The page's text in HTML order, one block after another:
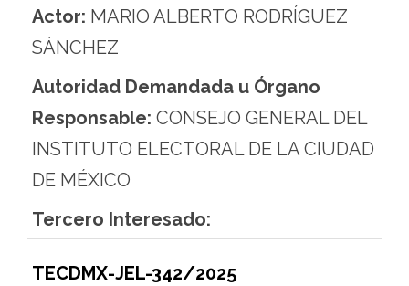
Actor: MARIO ALBERTO RODRÍGUEZ
SÁNCHEZ
Autoridad Demandada u Órgano
Responsable: CONSEJO GENERAL DEL
INSTITUTO ELECTORAL DE LA CIUDAD
DE MÉXICO
Tercero Interesado:
TECDMX-JEL-342/2025